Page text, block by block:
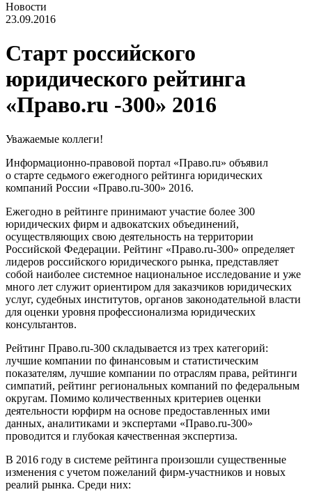
Новости
23.09.2016
Старт российского
юридического рейтинга
«Право.ru -300» 2016
Уважаемые коллеги!
Информационно-правовой портал «Право.ru» объявил
о старте седьмого ежегодного рейтинга юридических
компаний России «Право.ru-300» 2016.
Ежегодно в рейтинге принимают участие более 300
юридических фирм и адвокатских объединений,
осуществляющих свою деятельность на территории
Российской Федерации. Рейтинг «Право.ru-300» определяет
лидеров российского юридического рынка, представляет
собой наиболее системное национальное исследование и уже
много лет служит ориентиром для заказчиков юридических
услуг, судебных институтов, органов законодательной власти
для оценки уровня профессионализма юридических
консультантов.
Рейтинг Право.ru-300 складывается из трех категорий:
лучшие компании по финансовым и статистическим
показателям, лучшие компании по отраслям права, рейтинги
симпатий, рейтинг региональных компаний по федеральным
округам. Помимо количественных критериев оценки
деятельности юрфирм на основе предоставленных ими
данных, аналитиками и экспертами «Право.ru-300»
проводится и глубокая качественная экспертиза.
В 2016 году в системе рейтинга произошли существенные
изменения с учетом пожеланий фирм-участников и новых
реалий рынка. Среди них: